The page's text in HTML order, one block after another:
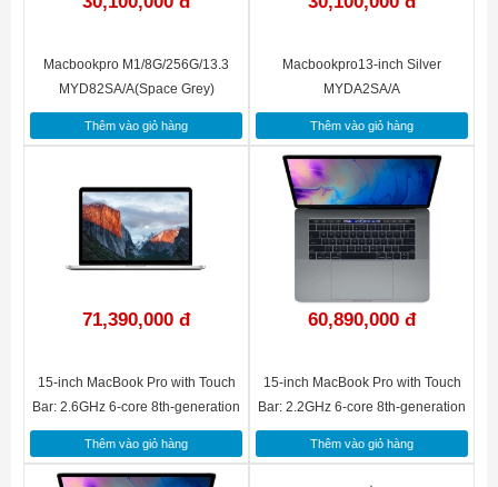
Hiệu năng mượt mà
Macbook Pro MPXR2SA/A
có bộ xử lý Intel Core i5
Kabylake tốc độ2.30 GHz , card đồ họa tích hợpIntel® Iris™
Plus Graphics 640, bộ nhớ RAM
, cùng ổ cứng lưu
Macbookpro M1/8G/256G/13.3
MYD82SA/A(Space Grey)
Thêm vào giỏ hàng
Macbookpro13-inch Silver
MYDA2SA/A
Thêm vào giỏ hàng
71,390,000 đ
15-inch MacBook Pro with Touch
Bar: 2.6GHz 6-core 8th-generation
Intel Core i7 processor, 512GB -
Silver(MR972SA/A)
Thêm vào giỏ hàng
60,890,000 đ
15-inch MacBook Pro with Touch
Bar: 2.2GHz 6-core 8th-generation
Intel Core i7 processor, 256GB -
Silver(MR962SA/A)
Thêm vào giỏ hàng